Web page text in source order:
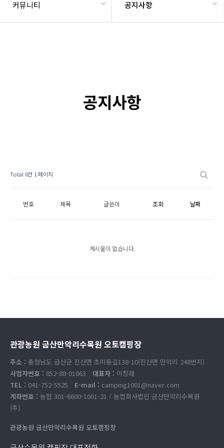
커뮤니티 공지사항
공지사항
Total 0건 1 페이지
번호 제목 글쓴이 조회 날짜
게시물이 없습니다.
관광농원 금산만악리수목원 오토캠핑장
주소 : 충청남도 금산군 진산면 초미동길138-10(진산면 만악리 248번지)
사업자번호 : 852-88-01863 대표자 : 이창래
TEL : 041-752-5525 E-mail : camping1001@naver.com
계좌번호 : 농협 301-6600-1001-21 / 농업회사법인 금산만악리수목원
(주)
관광농원 금산만악리수목원 오토캠핑장